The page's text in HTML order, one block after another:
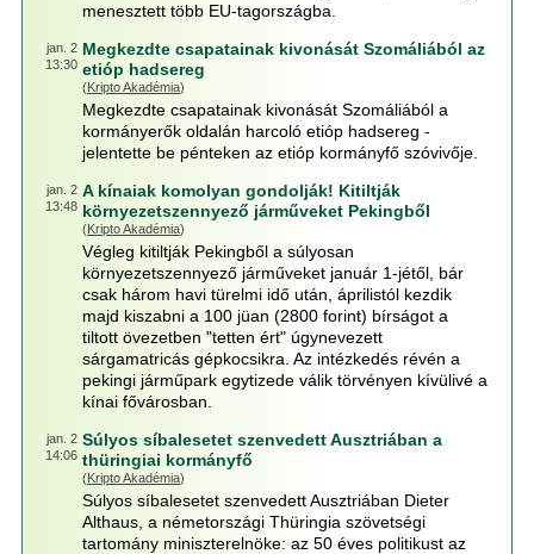
menesztett több EU-tagországba.
jan. 2
13:30
Megkezdte csapatainak kivonását Szomáliából az
etióp hadsereg
(Kripto Akadémia)
Megkezdte csapatainak kivonását Szomáliából a
kormányerők oldalán harcoló etióp hadsereg -
jelentette be pénteken az etióp kormányfő szóvivője.
jan. 2
13:48
A kínaiak komolyan gondolják! Kitiltják
környezetszennyező járműveket Pekingből
(Kripto Akadémia)
Végleg kitiltják Pekingből a súlyosan
környezetszennyező járműveket január 1-jétől, bár
csak három havi türelmi idő után, áprilistól kezdik
majd kiszabni a 100 jüan (2800 forint) bírságot a
tiltott övezetben "tetten ért" úgynevezett
sárgamatricás gépkocsikra. Az intézkedés révén a
pekingi járműpark egytizede válik törvényen kívülivé a
kínai fővárosban.
jan. 2
14:06
Súlyos síbalesetet szenvedett Ausztriában a
thüringiai kormányfő
(Kripto Akadémia)
Súlyos síbalesetet szenvedett Ausztriában Dieter
Althaus, a németországi Thüringia szövetségi
tartomány miniszterelnöke: az 50 éves politikust az